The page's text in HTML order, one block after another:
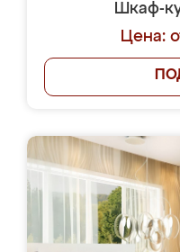
Шкаф-
Цена: